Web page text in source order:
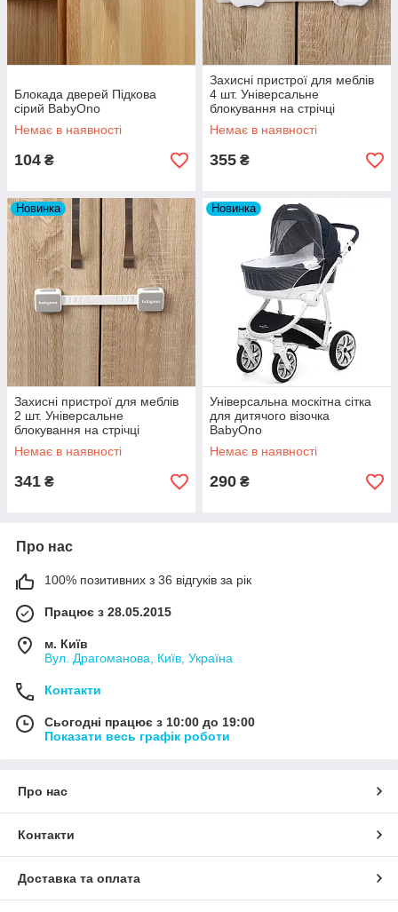
Блокада дверей Підкова
сірий BabyOno
Немає в наявності
104 ₴
Захисні пристрої для меблів
4 шт. Універсальне
блокування на стрічці
BabyOno
Немає в наявності
355 ₴
Новинка
Захисні пристрої для меблів
2 шт. Універсальне
блокування на стрічці
BabyOno
Немає в наявності
341 ₴
Новинка
Універсальна москітна сітка
для дитячого візочка
BabyOno
Немає в наявності
290 ₴
Про нас
100% позитивних з 36 відгуків за рік
Працює з 28.05.2015
м. Київ
Вул. Драгоманова, Київ, Україна
Контакти
Сьогодні працює з 10:00 до 19:00
Показати весь графік роботи
Про нас
Контакти
Доставка та оплата